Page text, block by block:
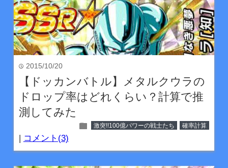
time 2015/10/20
【ドッカンバトル】メタルクウラの
ドロップ率はどれくらい？計算で推
測してみた
folder 激突!!100億パワーの戦士たち 確率計算
| コメント(3)